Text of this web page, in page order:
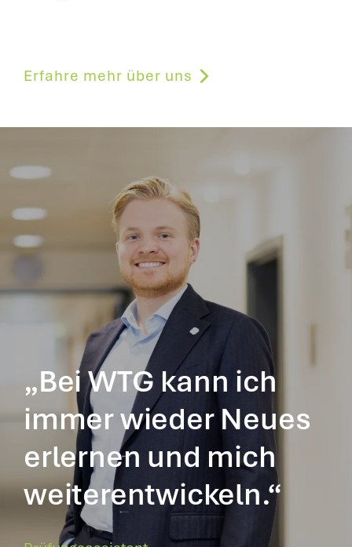
Erfahre mehr über uns
„Bei WTG kann ich
immer wieder Neues
erlernen und mich
weiterentwickeln.“